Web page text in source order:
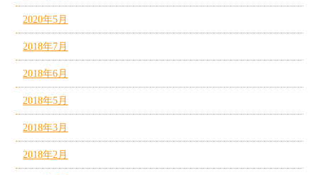
2020年5月
2018年7月
2018年6月
2018年5月
2018年3月
2018年2月